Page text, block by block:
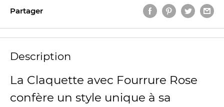
Partager
Description
La Claquette avec Fourrure Rose
confère un style unique à sa